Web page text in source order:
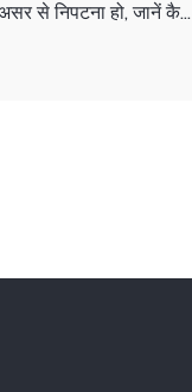
से निपटना हो, जानें कैसे